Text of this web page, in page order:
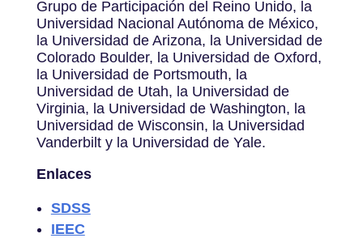
Grupo de Participación del Reino Unido, la
Universidad Nacional Autónoma de México,
la Universidad de Arizona, la Universidad de
Colorado Boulder, la Universidad de Oxford,
la Universidad de Portsmouth, la
Universidad de Utah, la Universidad de
Virginia, la Universidad de Washington, la
Universidad de Wisconsin, la Universidad
Vanderbilt y la Universidad de Yale.
Enlaces
SDSS
IEEC